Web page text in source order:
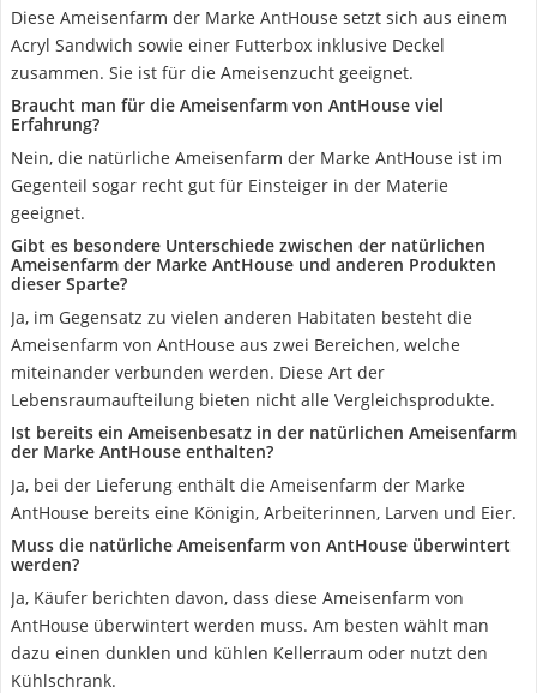
Diese Ameisenfarm der Marke AntHouse setzt sich aus einem
Acryl Sandwich sowie einer Futterbox inklusive Deckel
zusammen. Sie ist für die Ameisenzucht geeignet.
Braucht man für die Ameisenfarm von AntHouse viel
Erfahrung?
Nein, die natürliche Ameisenfarm der Marke AntHouse ist im
Gegenteil sogar recht gut für Einsteiger in der Materie
geeignet.
Gibt es besondere Unterschiede zwischen der natürlichen
Ameisenfarm der Marke AntHouse und anderen Produkten
dieser Sparte?
Ja, im Gegensatz zu vielen anderen Habitaten besteht die
Ameisenfarm von AntHouse aus zwei Bereichen, welche
miteinander verbunden werden. Diese Art der
Lebensraumaufteilung bieten nicht alle Vergleichsprodukte.
Ist bereits ein Ameisenbesatz in der natürlichen Ameisenfarm
der Marke AntHouse enthalten?
Ja, bei der Lieferung enthält die Ameisenfarm der Marke
AntHouse bereits eine Königin, Arbeiterinnen, Larven und Eier.
Muss die natürliche Ameisenfarm von AntHouse überwintert
werden?
Ja, Käufer berichten davon, dass diese Ameisenfarm von
AntHouse überwintert werden muss. Am besten wählt man
dazu einen dunklen und kühlen Kellerraum oder nutzt den
Kühlschrank.